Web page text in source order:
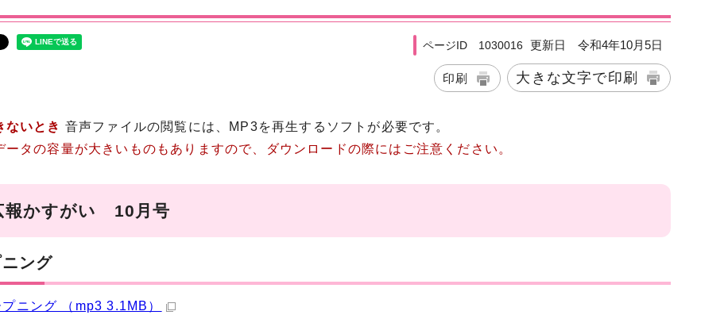
ページID 1030016 更新日 令和4年10月5日
印刷 大きな文字で印刷
ないとき 音声ファイルの閲覧には、MP3を再生するソフトが必要です。
タの容量が大きいものもありますので、ダウンロードの際にはご注意ください。
報かすがい 10月号
ング
プニング （mp3 3.1MB）